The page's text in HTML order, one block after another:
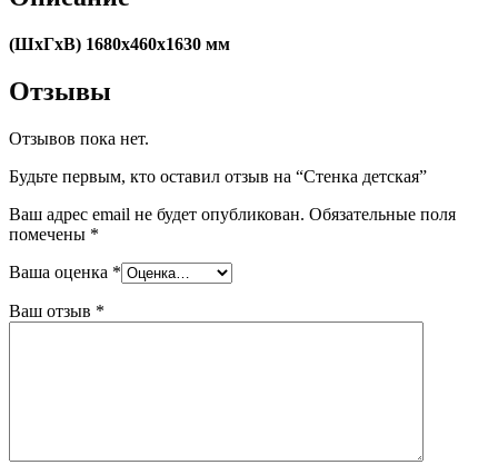
(ШхГхВ) 1680х460х1630 мм
Отзывы
Отзывов пока нет.
Будьте первым, кто оставил отзыв на “Стенка детская”
Ваш адрес email не будет опубликован. Обязательные поля
помечены *
Ваша оценка *
Ваш отзыв *